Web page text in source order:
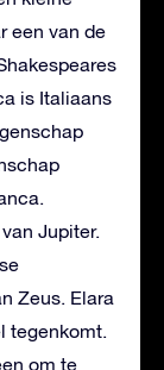
een van de
is Italiaans
Jupiter.
Zeus. Elara
tegenkomt.
om te